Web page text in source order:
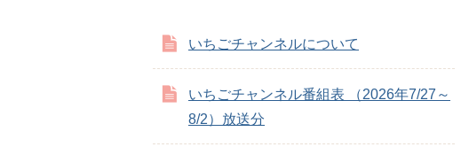
いちごチャンネルについて
いちごチャンネル番組表 （2026年7/27～
8/2）放送分